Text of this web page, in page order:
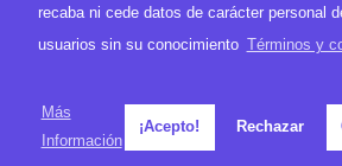
recaba ni cede datos de carácter personal
usuarios sin su conocimiento Términos y
Más
Información
¡Acepto! Rechazar
Política de envíos
Política de devolución